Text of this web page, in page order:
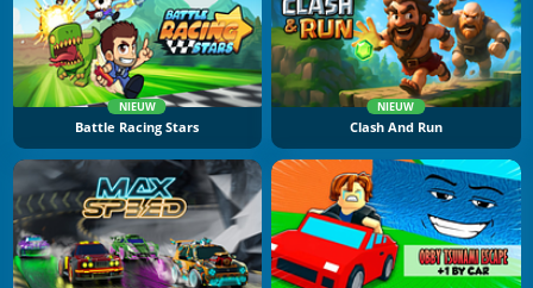
NIEUW
Battle Racing Stars
NIEUW
Clash And Run